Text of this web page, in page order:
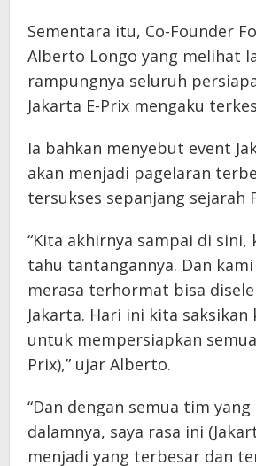
Sementara itu, Co-Founder
Alberto Longo yang melihat
rampungnya seluruh
Jakarta E-Prix mengaku
Ia bahkan menyebut event
akan menjadi pagelaran
tersukses sepanjang sejarah
“Kita akhirnya sampai di sini,
tahu tantangannya. Dan
merasa terhormat bisa
Jakarta. Hari ini kita saksikan
untuk mempersiapkan
Prix),” ujar Alberto.
“Dan dengan semua tim
dalamnya, saya rasa ini
menjadi yang terbesar dan